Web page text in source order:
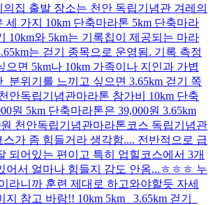
집 출발 장소는 천안 독립기념관 겨레의
세 가지 10km 단축마라톤 5km 단축마라
10km와 5km는 기록칩이 제공되는 마라
는 걷기 종목으로 운영됨. 기록 측정
으면 5km나 10km 가족이나 지인과 가볍
분위기를 느끼고 싶으면 3.65km 걷기 쪽
안독립기념관마라톤 참가비 10km 단축
원 5km 단축마라톤은 39,000원 3.65km
원 천안독립기념관마라톤코스 독립기념관
가 좀 힘들거라 생각함.... 전반적으로 급
되어있는 편이고 특히 업힐코스에서 3개
어서 얼마나 힘들지 감도 안옴...ㅎㅎㅎ 누
라니까 훈련 제대로 하고와야할듯 자세
지 참고 바람!! 10km 5km 3.65km 걷기